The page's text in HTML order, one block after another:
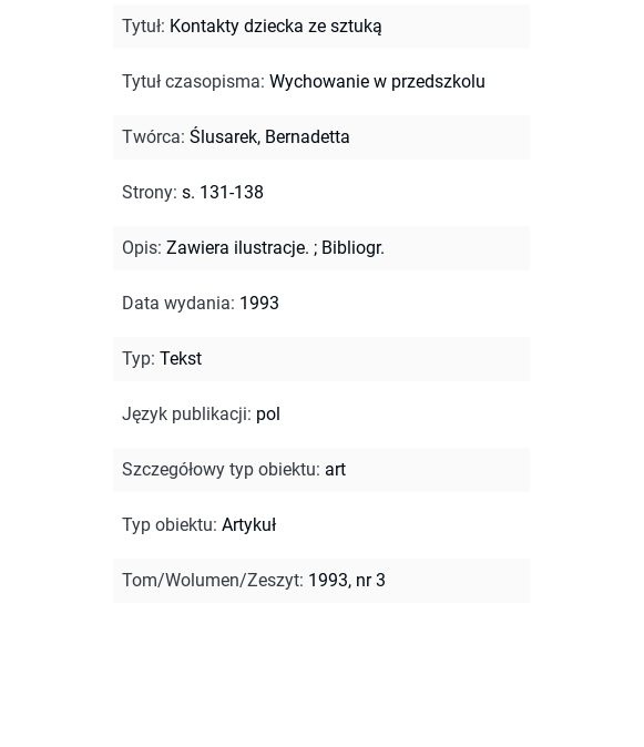
Tytuł: Kontakty dziecka ze sztuką
Tytuł czasopisma: Wychowanie w przedszkolu
Twórca: Ślusarek, Bernadetta
Strony: s. 131-138
Opis: Zawiera ilustracje. ; Bibliogr.
Data wydania: 1993
Typ: Tekst
Język publikacji: pol
Szczegółowy typ obiektu: art
Typ obiektu: Artykuł
Tom/Wolumen/Zeszyt: 1993, nr 3